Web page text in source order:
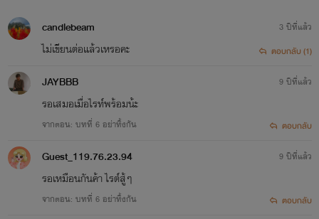
candlebeam
ไม่เขียนต่อแล้วเหรอคะ
3 ปีที่แล้ว
ตอบกลับ (1)
JAYBBB
รอเสมอเมื่อไรท์พร้อมน้ะ
จากตอน: บทที่ 6 อย่าทิ้งกัน
9 ปีที่แล้ว
ตอบกลับ
Guest_119.76.23.94
รอเหมือนกันค้า ไรต์สู้ๆ
จากตอน: บทที่ 6 อย่าทิ้งกัน
9 ปีที่แล้ว
ตอบกลับ